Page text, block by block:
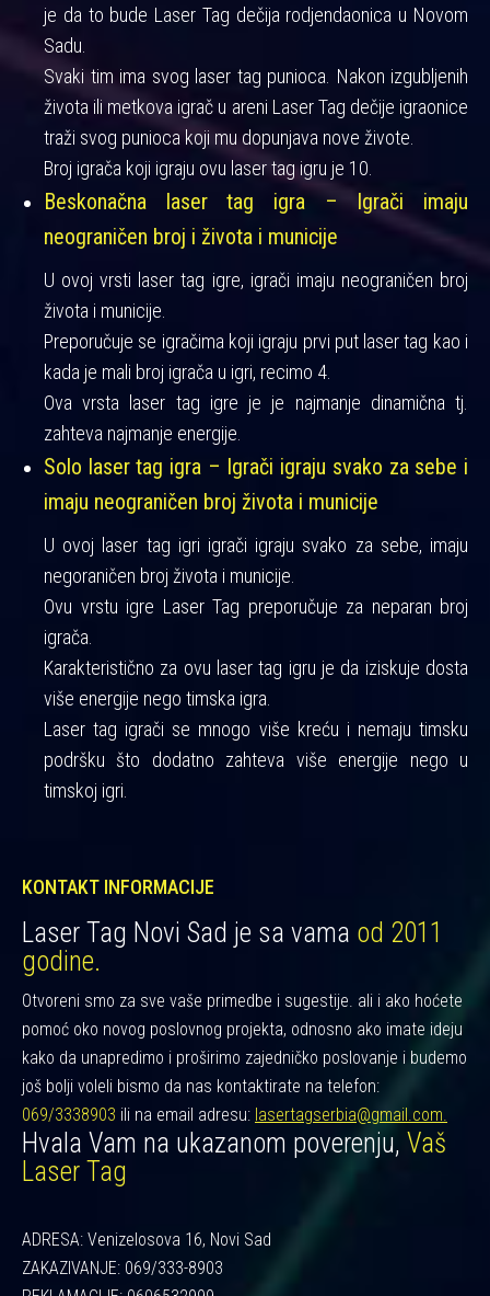
je da to bude Laser Tag dečija rodjendaonica u Novom
Sadu.
Svaki tim ima svog laser tag punioca. Nakon izgubljenih
života ili metkova igrač u areni Laser Tag dečije igraonice
traži svog punioca koji mu dopunjava nove živote.
Broj igrača koji igraju ovu laser tag igru je 10.
Beskonačna laser tag igra – Igrači imaju
neograničen broj i života i municije
U ovoj vrsti laser tag igre, igrači imaju neograničen broj
života i municije.
Preporučuje se igračima koji igraju prvi put laser tag kao i
kada je mali broj igrača u igri, recimo 4.
Ova vrsta laser tag igre je je najmanje dinamična tj.
zahteva najmanje energije.
Solo laser tag igra – Igrači igraju svako za sebe i
imaju neograničen broj života i municije
U ovoj laser tag igri igrači igraju svako za sebe, imaju
negoraničen broj života i municije.
Ovu vrstu igre Laser Tag preporučuje za neparan broj
igrača.
Karakteristično za ovu laser tag igru je da iziskuje dosta
više energije nego timska igra.
Laser tag igrači se mnogo više kreću i nemaju timsku
podršku što dodatno zahteva više energije nego u
timskoj igri.
KONTAKT INFORMACIJE
Laser Tag Novi Sad je sa vama od 2011
godine.
Otvoreni smo za sve vaše primedbe i sugestije. ali i ako hoćete
pomoć oko novog poslovnog projekta, odnosno ako imate ideju
kako da unapredimo i proširimo zajedničko poslovanje i budemo
još bolji voleli bismo da nas kontaktirate na telefon:
069/3338903 ili na email adresu: lasertagserbia@gmail.com.
Hvala Vam na ukazanom poverenju, Vaš
Laser Tag
ADRESA: Venizelosova 16, Novi Sad
ZAKAZIVANJE: 069/333-8903